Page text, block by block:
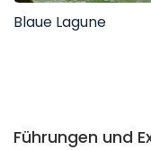
Blaue Lagune
Führungen und